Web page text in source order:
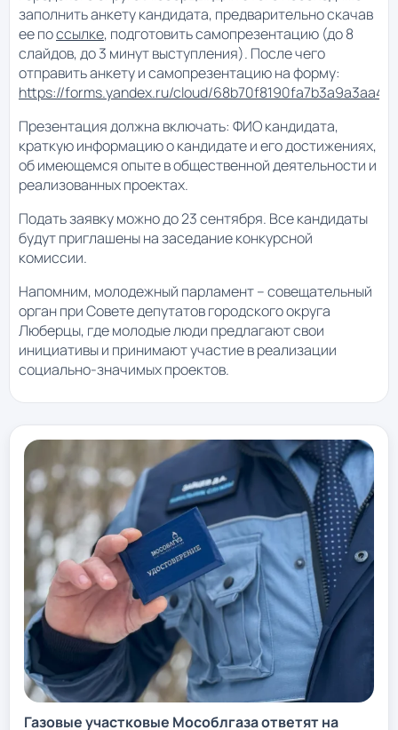
заполнить анкету кандидата, предварительно скачав
ее поссылке, подготовить самопрезентацию (до 8
слайдов, до 3 минут выступления). После чего
отправить анкету и самопрезентацию на форму:
https://forms.yandex.ru/cloud/68b70f8190fa7b3a9a3aa41a
Презентация должна включать: ФИО кандидата,
краткую информацию о кандидате и его достижениях,
об имеющемся опыте в общественной деятельности и
реализованных проектах.
Подать заявку можно до 23 сентября. Все кандидаты
будут приглашены на заседание конкурсной
комиссии.
Напомним, молодежный парламент – совещательный
орган при Совете депутатов городского округа
Люберцы, где молодые люди предлагают свои
инициативы и принимают участие в реализации
социально-значимых проектов.
Газовые участковые Мособлгаза ответят на